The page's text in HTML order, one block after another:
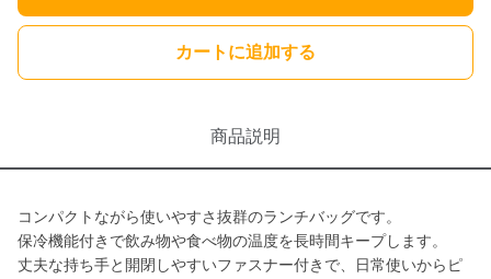
カートに追加する
商品説明
コンパクトながら使いやすさ抜群のランチバッグです。
保冷機能付きで飲み物や食べ物の温度を長時間キープします。
丈夫な持ち手と開閉しやすいファスナー付きで、日常使いからピ